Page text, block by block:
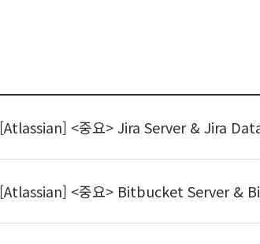
[Atlassian] <중요> Jira Server & Jira
[Atlassian] <중요> Bitbucket Server &